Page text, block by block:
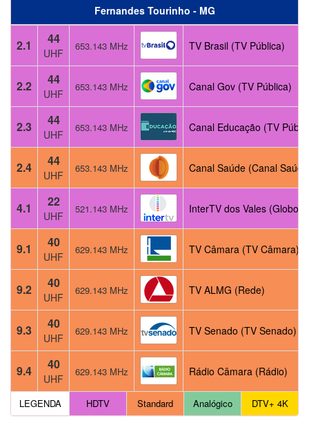
Fernandes Tourinho - MG
2.1 44
UHF
653.143 MHz TV Brasil (TV Pública)
2.2 44
UHF
653.143 MHz Canal Gov (TV Pública)
2.3 44
UHF
653.143 MHz Canal Educação (TV
2.4 44
UHF
653.143 MHz Canal Saúde (Canal
4.1 22
UHF
521.143 MHz InterTV dos Vales (Globo)
9.1 40
UHF
629.143 MHz TV Câmara (TV Câmara)
9.2 40
UHF
629.143 MHz TV ALMG (Rede)
9.3 40
UHF
629.143 MHz TV Senado (TV Senado)
9.4 40
UHF
629.143 MHz Rádio Câmara (Rádio)
LEGENDA HDTV Standard Analógico DTV+ 4K